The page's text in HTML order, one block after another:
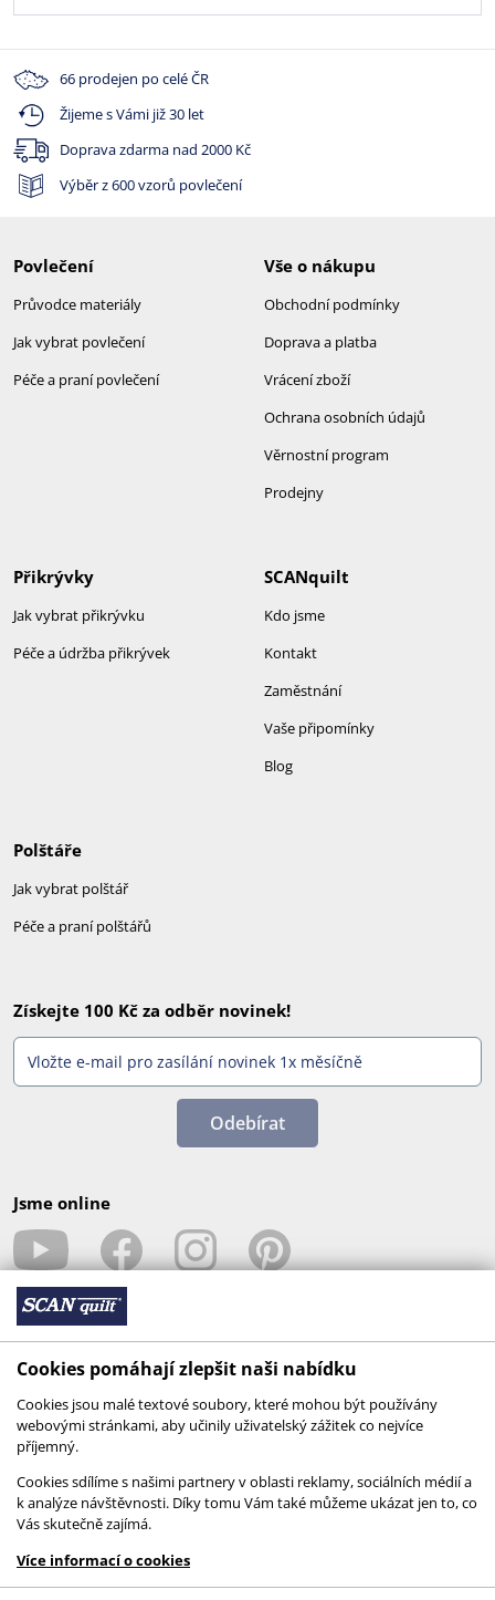
66 prodejen po celé ČR
Žijeme s Vámi již 30 let
Doprava zdarma nad 2000 Kč
Výběr z 600 vzorů povlečení
Povlečení
Průvodce materiály
Jak vybrat povlečení
Péče a praní povlečení
Vše o nákupu
Obchodní podmínky
Doprava a platba
Vrácení zboží
Ochrana osobních údajů
Věrnostní program
Prodejny
SCANquilt
Kdo jsme
Kontakt
Zaměstnání
Vaše připomínky
Blog
Přikrývky
Jak vybrat přikrývku
Péče a údržba přikrývek
Polštáře
Jak vybrat polštář
Péče a praní polštářů
Získejte 100 Kč za odběr novinek!
Odebírat
Jsme online
© 2026 SCANquilt - všechna práva vyhrazena
This site is protected by reCAPTCHA and the
GooglePrivacy Policy
Cookies pomáhají zlepšit naši nabídku
Cookies jsou malé textové soubory, které mohou být používány
webovými stránkami, aby učinily uživatelský zážitek co nejvíce
příjemný.
Cookies sdílíme s našimi partnery v oblasti reklamy, sociálních médií a
k analýze návštěvnosti. Díky tomu Vám také můžeme ukázat jen to, co
Vás skutečně zajímá.
Více informací o cookies